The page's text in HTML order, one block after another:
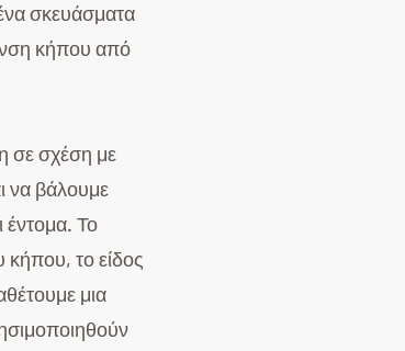
σκευάσματα
κήπου από
σε σχέση με
να βάλουμε
έντομα. Το
κήπου, το είδος
μια